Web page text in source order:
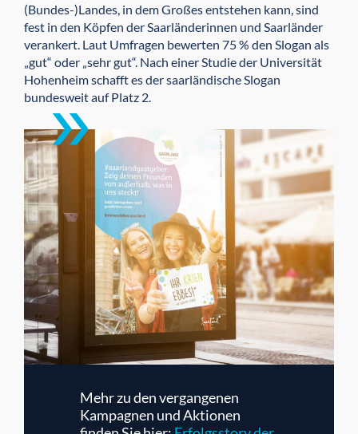
(Bundes-)Landes, in dem Großes entstehen kann, sind
fest in den Köpfen der Saarländerinnen und Saarländer
verankert. Laut Umfragen bewerten 75 % den Slogan als
„gut“ oder „sehr gut“. Nach einer Studie der Universität
Hohenheim schafft es der saarländische Slogan
bundesweit auf Platz 2.
Mehr zu den vergangenen
Kampagnen und Aktionen